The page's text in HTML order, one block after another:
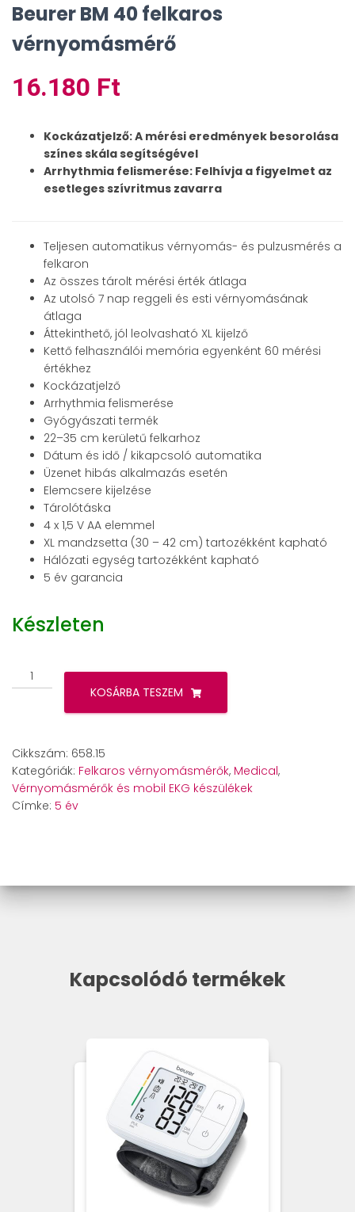
Beurer BM 40 felkaros
vérnyomásmérő
16.180 Ft
Kockázatjelző: A mérési eredmények besorolása
színes skála segítségével
Arrhythmia felismerése: Felhívja a figyelmet az
esetleges szívritmus zavarra
Teljesen automatikus vérnyomás- és pulzusmérés a
felkaron
Az összes tárolt mérési érték átlaga
Az utolsó 7 nap reggeli és esti vérnyomásának
átlaga
Áttekinthető, jól leolvasható XL kijelző
Kettő felhasználói memória egyenként 60 mérési
értékhez
Kockázatjelző
Arrhythmia felismerése
Gyógyászati termék
22–35 cm kerületű felkarhoz
Dátum és idő / kikapcsoló automatika
Üzenet hibás alkalmazás esetén
Elemcsere kijelzése
Tárolótáska
4 x 1,5 V AA elemmel
XL mandzsetta (30 – 42 cm) tartozékként kapható
Hálózati egység tartozékként kapható
5 év garancia
Készleten
Beurer
BM
mennyiség
KOSÁRBA TESZEM
Cikkszám: 658.15
Kategóriák: Felkaros vérnyomásmérők, Medical,
Vérnyomásmérők és mobil EKG készülékek
Címke: 5 év
Kapcsolódó termékek